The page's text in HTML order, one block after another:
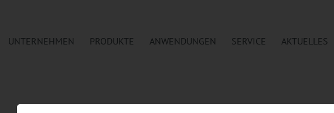
UNTERNEHMEN PRODUKTE ANWENDUNGEN SERVICE AKTUELLES